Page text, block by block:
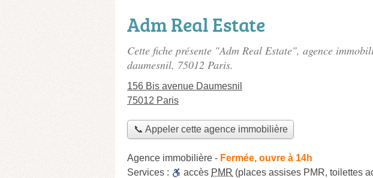
Adm Real Estate
Cette fiche présente "Adm Real Estate", agence
daumesnil, 75012 Paris.
156 Bis avenue Daumesnil
75012 Paris
📞 Appeler cette agence immobilière
Agence immobilière - Fermée, ouvre à 14h
Services :
accès PMR (places assises PMR, toilettes